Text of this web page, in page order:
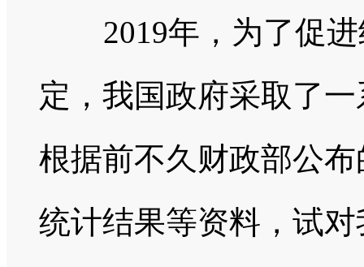
2019年，为了促
定，我国政府采取了
根据前不久财政部公布
统计结果等资料，试